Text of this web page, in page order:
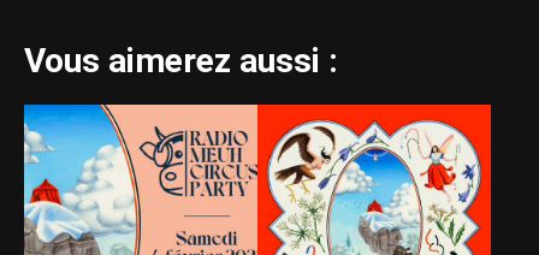
Vous aimerez aussi :